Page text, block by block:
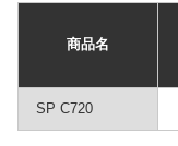
商品名
SP C720